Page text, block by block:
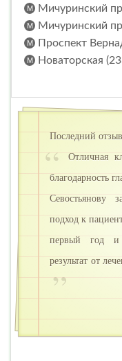
Мичуринский
Мичуринский
Проспект
Новаторская
Последний
Отличная
благодарность
Севостьянову
подход к
первый год и
результат от